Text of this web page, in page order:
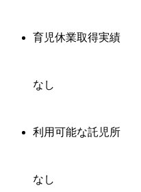
育児休業取得実績
なし
利用可能な託児所
なし